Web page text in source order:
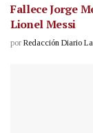
Fallece Jorge
Lionel Messi
por Redacción Diario